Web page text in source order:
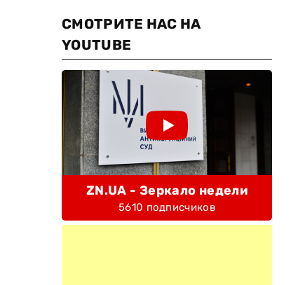
СМОТРИТЕ НАС НА
YOUTUBE
ZN.UA - Зеркало недели
5610 подписчиков